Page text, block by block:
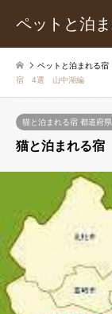
ペットと泊
ペットと泊まれる
宿 4選 山中湖編
猫と泊まれる宿 都道府県
猫と泊まれる